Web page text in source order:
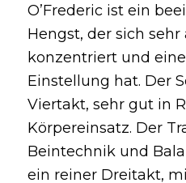
O’Frederic ist ein
Hengst, der sich
konzentriert und
Einstellung hat. Der
Viertakt, sehr gut in
Körpereinsatz. Der
Beintechnik und
ein reiner Dreitakt,